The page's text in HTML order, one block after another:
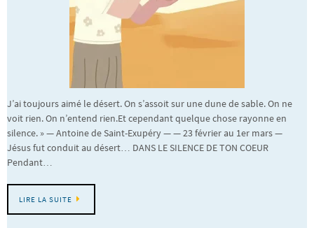
J’ai toujours aimé le désert. On s’assoit sur une dune de sable. On ne
voit rien. On n’entend rien.Et cependant quelque chose rayonne en
silence. » — Antoine de Saint-Exupéry — — 23 février au 1er mars —
Jésus fut conduit au désert… DANS LE SILENCE DE TON COEUR
Pendant…
LIRE LA SUITE